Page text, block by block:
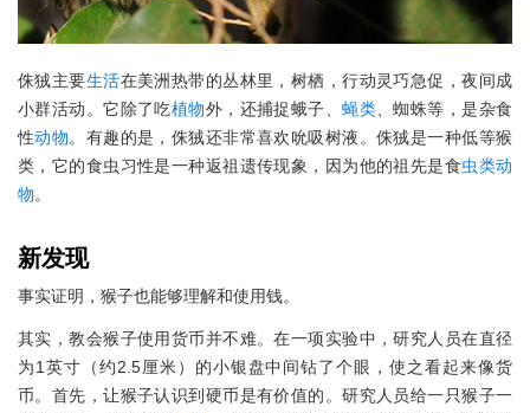
侏狨主要生活在美洲热带的丛林里，树栖，行动灵巧急促，夜间成
小群活动。它除了吃植物外，还捕捉蛾子、蝇类、蜘蛛等，是杂食
性动物。有趣的是，侏狨还非常喜欢吮吸树液。侏狨是一种低等猴
类，它的食虫习性是一种返祖遗传现象，因为他的祖先是食虫类动
物。
新发现
事实证明，猴子也能够理解和使用钱。
其实，教会猴子使用货币并不难。在一项实验中，研究人员在直径
为1英寸（约2.5厘米）的小银盘中间钻了个眼，使之看起来像货
币。首先，让猴子认识到硬币是有价值的。研究人员给一只猴子一